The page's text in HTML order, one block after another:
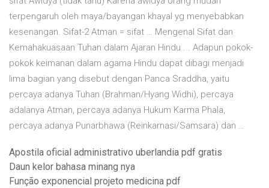
terpengaruh oleh maya/bayangan khayal yg menyebabkan
kesenangan. Sifat-2 Atman = sifat … Mengenal Sifat dan
Kemahakuasaan Tuhan dalam Ajaran Hindu ... Adapun pokok-
pokok keimanan dalam agama Hindu dapat dibagi menjadi
lima bagian yang disebut dengan Panca Sraddha, yaitu
percaya adanya Tuhan (Brahman/Hyang Widhi), percaya
adalanya Atman, percaya adanya Hukum Karma Phala,
percaya adanya Punarbhawa (Reinkarnasi/Samsara) dan …
Apostila oficial administrativo uberlandia pdf gratis
Daun kelor bahasa minang nya
Função exponencial projeto medicina pdf